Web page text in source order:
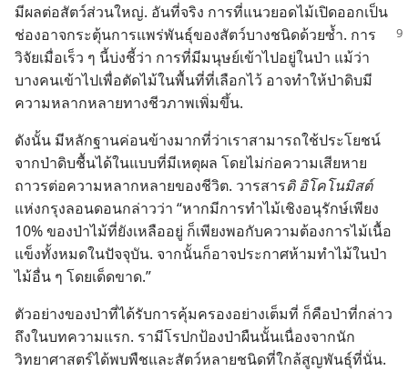
มี​ผล​ต่อ​สัตว์​ส่วน​ใหญ่. อัน​ที่​จริง การ​ที่​แนว​ยอด​ไม้​เปิด​ออก​เป็น​
ช่อง​อาจ​กระตุ้น​การ​แพร่​พันธุ์​ของ​สัตว์​บาง​ชนิด​ด้วย​ซ้ำ. การ​
วิจัย​เมื่อ​เร็ว ๆ นี้​บ่ง​ชี้​ว่า การ​ที่​มี​มนุษย์​เข้า​ไป​อยู่​ใน​ป่า แม้​ว่า​
บาง​คน​เข้า​ไป​เพื่อ​ตัด​ไม้​ใน​พื้น​ที่​ที่​เลือก​ไว้ อาจ​ทำ​ให้​ป่า​ดิบ​มี​
ความ​หลาก​หลาย​ทาง​ชีวภาพ​เพิ่ม​ขึ้น.
ดัง​นั้น มี​หลักฐาน​ค่อนข้าง​มาก​ที่​ว่า​เรา​สามารถ​ใช้​ประโยชน์​
จาก​ป่า​ดิบ​ชื้น​ได้​ใน​แบบ​ที่​มี​เหตุ​ผล โดย​ไม่​ก่อ​ความ​เสียหาย​
ถาวร​ต่อ​ความ​หลาก​หลาย​ของ​ชีวิต. วารสาร​ดิ อิโคโนมิสต์
แห่ง​กรุง​ลอนดอน​กล่าว​ว่า “หาก​มี​การ​ทำ​ไม้​เชิง​อนุรักษ์​เพียง
10% ของ​ป่า​ไม้​ที่​ยัง​เหลือ​อยู่ ก็​เพียง​พอ​กับ​ความ​ต้องการ​ไม้​เนื้อ​
แข็ง​ทั้ง​หมด​ใน​ปัจจุบัน. จาก​นั้น​ก็​อาจ​ประกาศ​ห้าม​ทำ​ไม้​ใน​ป่า​
ไม้​อื่น ๆ โดย​เด็ดขาด.”
ตัว​อย่าง​ของ​ป่า​ที่​ได้​รับ​การ​คุ้มครอง​อย่าง​เต็ม​ที่ ก็​คือ​ป่า​ที่​กล่าว​
ถึง​ใน​บทความ​แรก. รา​มี​โร​ปก​ป้อง​ป่า​ผืน​นั้น​เนื่อง​จาก​นัก​
วิทยาศาสตร์​ได้​พบ​พืช​และ​สัตว์​หลาย​ชนิด​ที่​ใกล้​สูญ​พันธุ์​ที่​นั่น.